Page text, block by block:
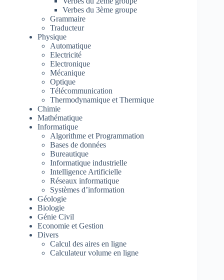
Verbes du 3ème groupe
Grammaire
Traducteur
Physique
Automatique
Electricité
Electronique
Mécanique
Optique
Télécommunication
Thermodynamique et Thermique
Chimie
Mathématique
Informatique
Algorithme et Programmation
Bases de données
Bureautique
Informatique industrielle
Intelligence Artificielle
Réseaux informatique
Systèmes d’information
Géologie
Biologie
Génie Civil
Economie et Gestion
Divers
Calcul des aires en ligne
Calculateur volume en ligne